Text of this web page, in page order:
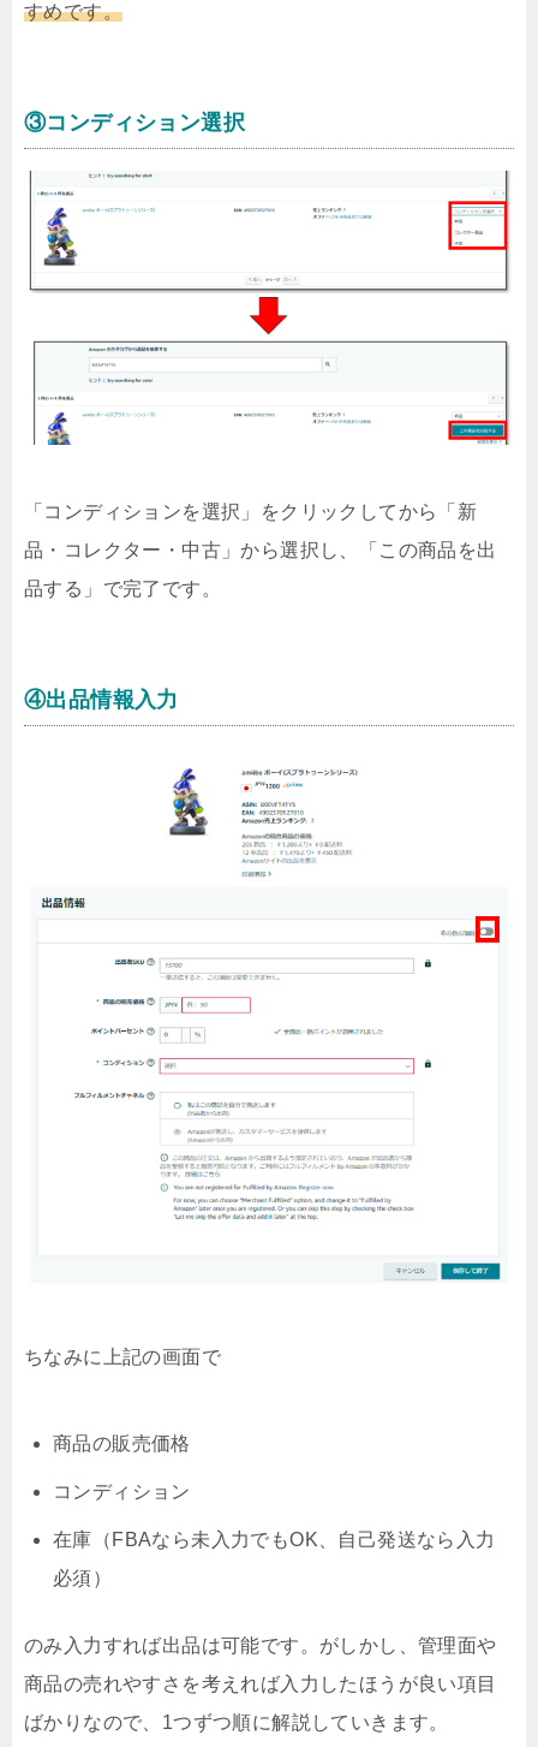
すめです。
③コンディション選択
「コンディションを選択」をクリックしてから「新
品・コレクター・中古」から選択し、「この商品を出
品する」で完了です。
④出品情報入力
ちなみに上記の画面で
商品の販売価格
コンディション
在庫（FBAなら未入力でもOK、自己発送なら入力
必須）
のみ入力すれば出品は可能です。がしかし、管理面や
商品の売れやすさを考えれば入力したほうが良い項目
ばかりなので、1つずつ順に解説していきます。